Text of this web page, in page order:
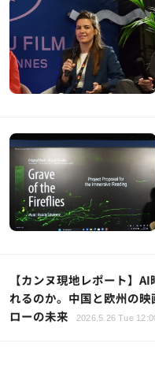
【カンヌ現地レポート】
れるのか。中国と欧州の
ローの未来
2026.5.26 Tue